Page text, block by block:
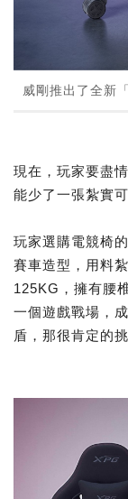
威剛推出了全新
現在，玩家要盡
能少了一張紮實
玩家選購電競椅
賽車造型，用料
125KG，擁有腰
一個遊戲戰場，
盾，那很肯定的